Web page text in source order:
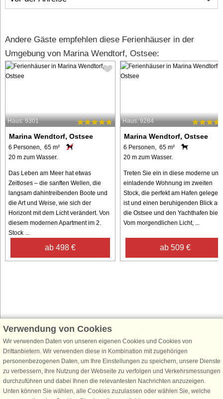
Andere Gäste empfehlen diese Ferienhäuser in der
Umgebung von Marina Wendtorf, Ostsee:
Haus: 9301
Marina Wendtorf, Ostsee
6 Personen, 65 m²
20 m zum Wasser.
Das Leben am Meer hat etwas
Zeitloses – die sanften Wellen, die
langsam dahintreibenden Boote und
die Art und Weise, wie sich der
Horizont mit dem Licht verändert. Von
diesem modernen Apartment im 2.
Stock ...
ab 498 €
Haus: 9284
Marina Wendtorf, Ostsee
6 Personen, 65 m²
20 m zum Wasser.
Treten Sie ein in diese moderne und
einladende Wohnung im zweiten
Stock, die perfekt am Hafen gelegen
ist und einen beruhigenden Blick auf
die Ostsee und den Yachthafen
Vom morgendlichen Licht, ...
ab 509 €
Schließen Sie sich 100.000 Ferienhaus-Fans an
Erhalten Sie einenWillkommensgutschein von 25 € für Ihren nächsten
Ferienhausurlaub - melden Sie sich einfach für den DanCenter Newsletter
an. Verpassen Sie nie wieder exklusive Angebote, Gewinnspiele und
Urlaubstipps!
Verwendung von Cookies
Wir verwenden Daten von unseren eigenen Cookies und Cookies von
Drittanbietern. Wir verwenden diese in Kombination mit zugehörigen
personenbezogenen Daten, um Ihre Einstellungen zu speichern, unsere Dienste
zu verbessern, Ihre Nutzung der Webseite zu verfolgen und Verkehrsmessungen
durchzuführen und dabei Ihnen die relevantesten Nachrichten anzuzeigen.
Unten können Sie wählen, alle Cookies zuzulassen oder wählen Sie, welche